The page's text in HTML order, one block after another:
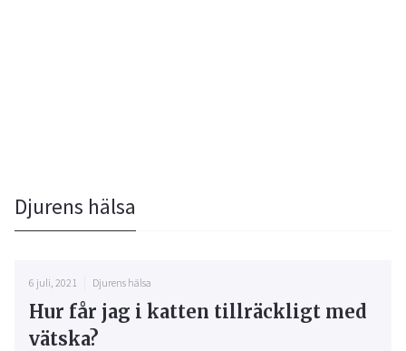
Djurens hälsa
6 juli, 2021 Djurens hälsa
Hur får jag i katten tillräckligt med
vätska?